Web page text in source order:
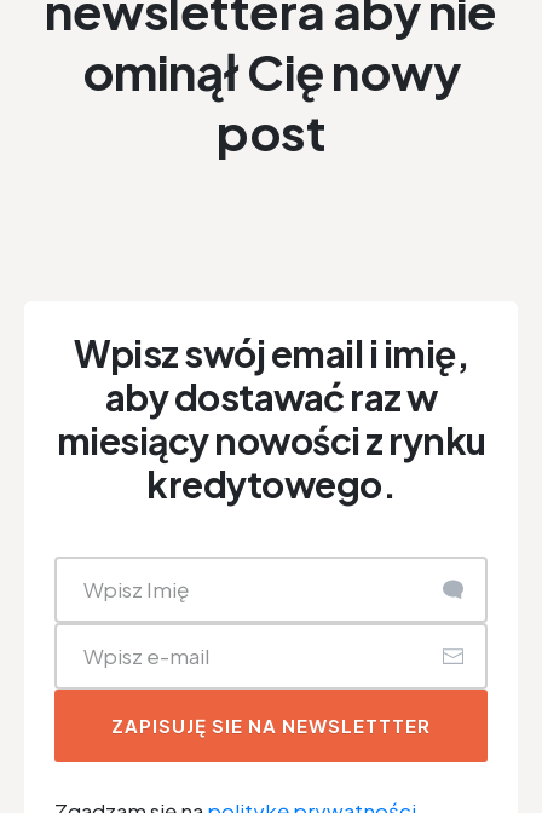
ominął Cię nowy
post
Wpisz swój email i imię,
aby dostawać raz w
miesiący nowości z rynku
kredytowego.
ZAPISUJĘ SIE NA NEWSLETTTER